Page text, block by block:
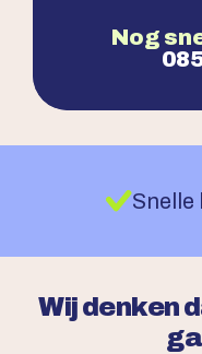
Nog
Snelle
Wij denken